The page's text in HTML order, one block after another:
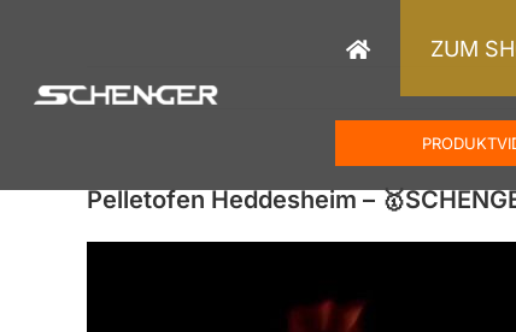
springen
ZUM
Pelletofen Heddesheim –